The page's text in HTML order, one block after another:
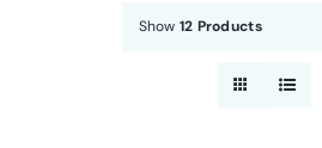
Show 12 Products